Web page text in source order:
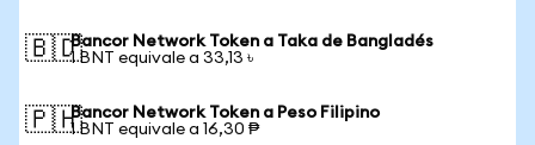
🇧🇩Bancor Network Token a Taka de Bangladés
1 BNT equivale a 33,13 ৳
🇵🇭Bancor Network Token a Peso Filipino
1 BNT equivale a 16,30 ₱